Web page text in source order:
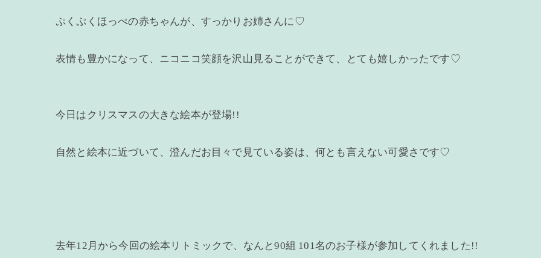
ぷくぷくほっぺの赤ちゃんが、すっかりお姉さんに♡
表情も豊かになって、ニコニコ笑顔を沢山見ることができて、とても嬉しかったです♡
今日はクリスマスの大きな絵本が登場!!
自然と絵本に近づいて、澄んだお目々で見ている姿は、何とも言えない可愛さです♡
去年12月から今回の絵本リトミックで、なんと90組 101名のお子様が参加してくれました!!